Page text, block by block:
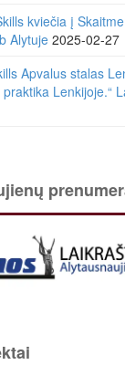
kviečia į
Alytuje 2025-02-27
Apvalus stalas
Lenkijoje.“